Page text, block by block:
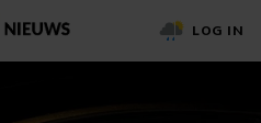
LOG IN